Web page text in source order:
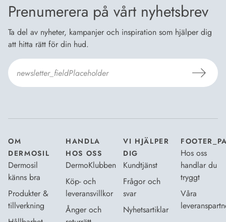
Prenumerera på vårt nyhetsbrev
Ta del av nyheter, kampanjer och inspiration som hjälper dig
att hitta rätt för din hud.
OM
DERMOSIL
Dermosil
känns bra
Produkter &
tillverkning
HANDLA
HOS OSS
DermoKlubben
Köp- och
leveransvillkor
Ånger och
VI HJÄLPER
DIG
Kundtjänst
Frågor och
svar
Nyhetsartiklar
Hos oss
handlar du
tryggt
Våra